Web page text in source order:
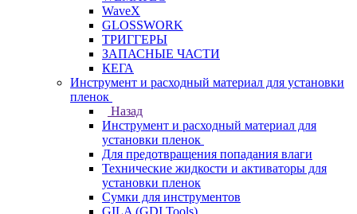
WaveX
GLOSSWORK
ТРИГГЕРЫ
ЗАПАСНЫЕ ЧАСТИ
КЕГА
Инструмент и расходный материал для установки
пленок
Назад
Инструмент и расходный материал для
установки пленок
Для предотвращения попадания влаги
Технические жидкости и активаторы для
установки пленок
Сумки для инструментов
GILA (GDI Tools)